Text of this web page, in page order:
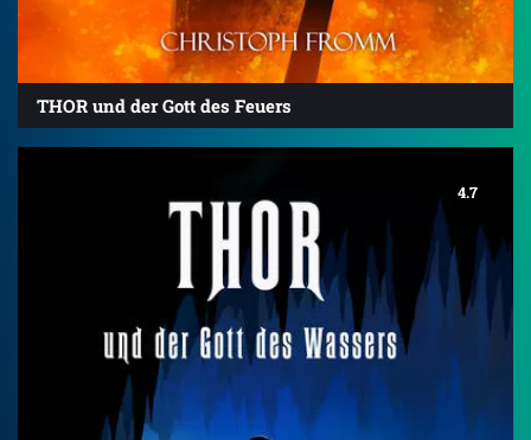
THOR und der Gott des Feuers
4.7